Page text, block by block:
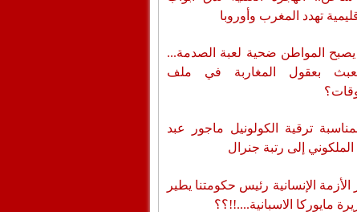
تهدد المغرب وأوروبا
يصبح المواطن ضحية لعبة الصدمة...
بعقول المغاربة في ملف
ترقية الكولونيل ماجور عبد
الملكوني إلى رتبة جنرال
الإنسانية رئيس حكومتنا يطير
مايوركا الاسبانية....!!؟؟